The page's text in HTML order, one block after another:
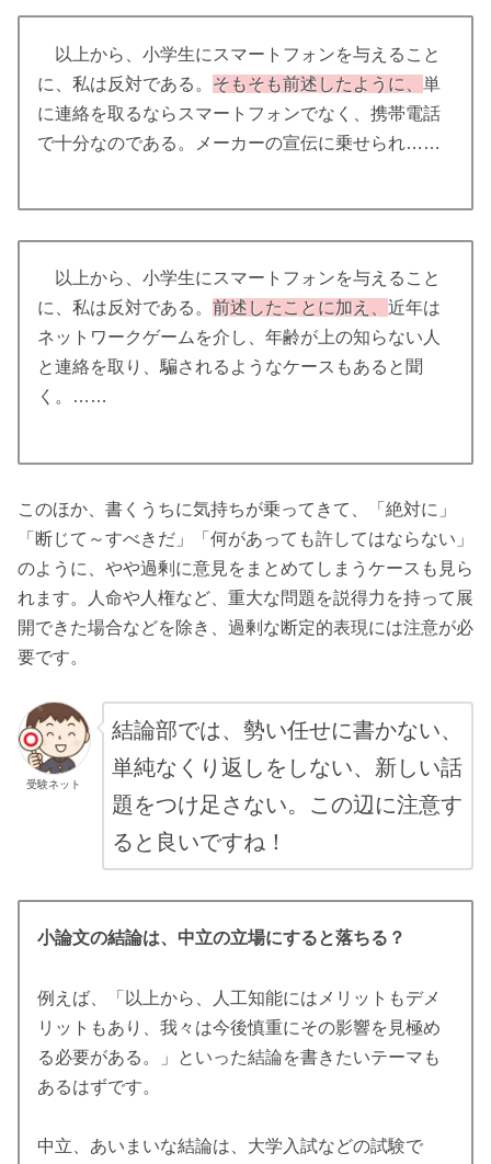
以上から、小学生にスマートフォンを与えること
に、私は反対である。 そもそも前述したように、 単
に連絡を取るならスマートフォンでなく、携帯電話
で十分なのである。メーカーの宣伝に乗せられ……
以上から、小学生にスマートフォンを与えること
に、私は反対である。 前述したことに加え、 近年は
ネットワークゲームを介し、年齢が上の知らない人
と連絡を取り、騙されるようなケースもあると聞
く。……
このほか、書くうちに気持ちが乗ってきて、「絶対に」
「断じて～すべきだ」「何があっても許してはならない」
のように、やや過剰に意見をまとめてしまうケースも見ら
れます。人命や人権など、重大な問題を説得力を持って展
開できた場合などを除き、過剰な断定的表現には注意が必
要です。
受験ネット
結論部では、勢い任せに書かない、
単純なくり返しをしない、新しい話
題をつけ足さない。この辺に注意す
ると良いですね！
小論文の結論は、中立の立場にすると落ちる？
例えば、「以上から、人工知能にはメリットもデメ
リットもあり、我々は今後慎重にその影響を見極め
る必要がある。」といった結論を書きたいテーマも
あるはずです。
中立、あいまいな結論は、大学入試などの試験で